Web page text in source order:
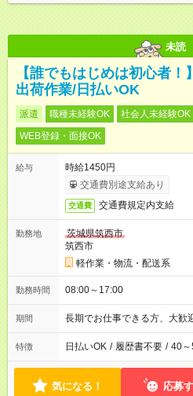
未読
【誰でもはじめは初心者！
出荷作業/日払いOK
派遣 職種未経験OK 社会人未経験OK
WEB登録・面接OK
給与
時給1450円
交通費別途支給あり
交通費 交通費規定内支給
勤務地
茨城県筑西市
筑西市
軽作業・物流・配送系
勤務時間 08:00～17:00
期間 長期でお仕事できる方、大歓
特徴 日払いOK / 履歴書不要 / 40～
気になる！ 応募